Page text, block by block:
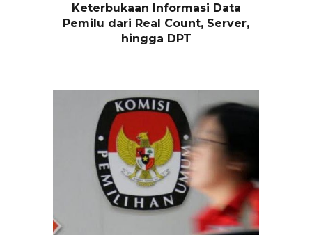
Keterbukaan Informasi Data
Pemilu dari Real Count, Server,
hingga DPT